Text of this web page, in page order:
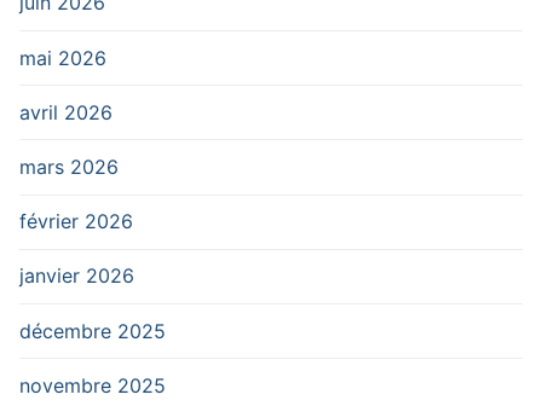
mai 2026
avril 2026
mars 2026
février 2026
janvier 2026
décembre 2025
novembre 2025